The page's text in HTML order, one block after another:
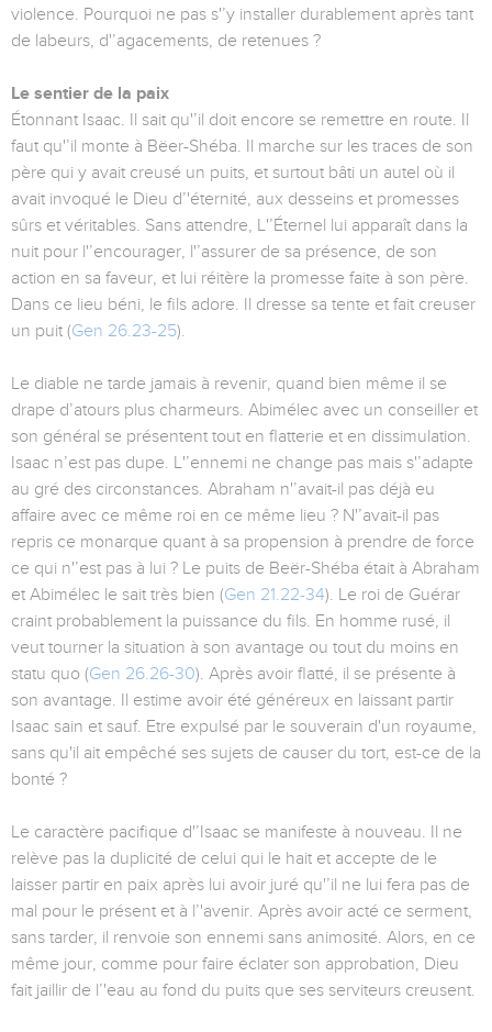
violence. Pourquoi ne pas s'’y installer durablement après tant
de labeurs, d'’agacements, de retenues ?
Le sentier de la paix
Étonnant Isaac. Il sait qu'’il doit encore se remettre en route. Il
faut qu'’il monte à Bëer-Shéba. Il marche sur les traces de son
père qui y avait creusé un puits, et surtout bâti un autel où il
avait invoqué le Dieu d’'éternité, aux desseins et promesses
sûrs et véritables. Sans attendre, L'’Éternel lui apparaît dans la
nuit pour l'’encourager, l'’assurer de sa présence, de son
action en sa faveur, et lui réitère la promesse faite à son père.
Dans ce lieu béni, le fils adore. Il dresse sa tente et fait creuser
un puit (Gen 26.23-25).
Le diable ne tarde jamais à revenir, quand bien même il se
drape d’atours plus charmeurs. Abimélec avec un conseiller et
son général se présentent tout en flatterie et en dissimulation.
Isaac n’est pas dupe. L'’ennemi ne change pas mais s'’adapte
au gré des circonstances. Abraham n'’avait-il pas déjà eu
affaire avec ce même roi en ce même lieu ? N'’avait-il pas
repris ce monarque quant à sa propension à prendre de force
ce qui n'’est pas à lui ? Le puits de Beër-Shéba était à Abraham
et Abimélec le sait très bien (Gen 21.22-34). Le roi de Guérar
craint probablement la puissance du fils. En homme rusé, il
veut tourner la situation à son avantage ou tout du moins en
statu quo (Gen 26.26-30). Après avoir flatté, il se présente à
son avantage. Il estime avoir été généreux en laissant partir
Isaac sain et sauf. Etre expulsé par le souverain d'un royaume,
sans qu'il ait empêché ses sujets de causer du tort, est-ce de la
bonté ?
Le caractère pacifique d'’Isaac se manifeste à nouveau. Il ne
relève pas la duplicité de celui qui le hait et accepte de le
laisser partir en paix après lui avoir juré qu'’il ne lui fera pas de
mal pour le présent et à l’'avenir. Après avoir acté ce serment,
sans tarder, il renvoie son ennemi sans animosité. Alors, en ce
même jour, comme pour faire éclater son approbation, Dieu
fait jaillir de l’'eau au fond du puits que ses serviteurs creusent.